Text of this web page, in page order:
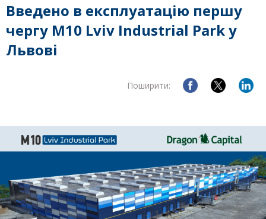
Введено в експлуатацію першу
чергу М10 Lviv Industrial Park у
Львові
Поширити: